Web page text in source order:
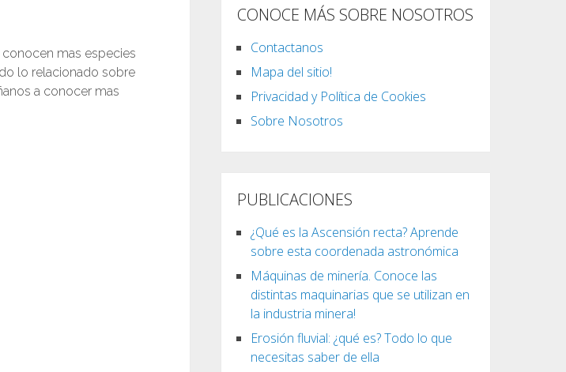
mas especies
lo relacionado sobre
a conocer mas
CONOCE MÁS SOBRE NOSOTROS
Contactanos
Mapa del sitio!
Privacidad y Política de Cookies
Sobre Nosotros
PUBLICACIONES
¿Qué es la Ascensión recta? Aprende
sobre esta coordenada astronómica
Máquinas de minería. Conoce las
distintas maquinarias que se utilizan en
la industria minera!
Erosión fluvial: ¿qué es? Todo lo que
necesitas saber de ella